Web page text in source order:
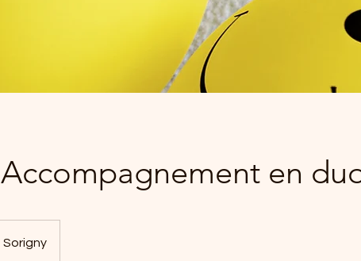
Accompagnement en
Sorigny